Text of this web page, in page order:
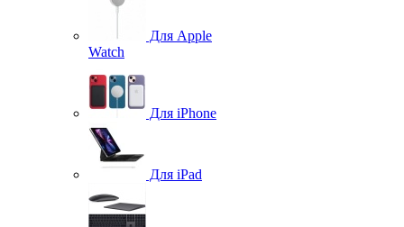
Для Apple
Watch
Для iPhone
Для iPad